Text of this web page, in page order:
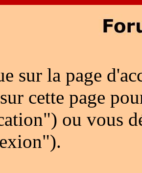
sur la page
cette page
ou vous